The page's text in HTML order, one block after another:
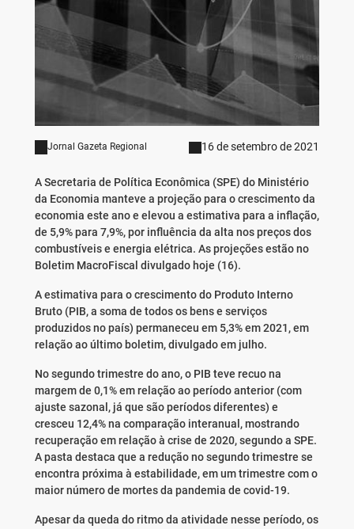
Jornal Gazeta Regional 16 de setembro de 2021
A Secretaria de Política Econômica (SPE) do Ministério
da Economia manteve a projeção para o crescimento da
economia este ano e elevou a estimativa para a inflação,
de 5,9% para 7,9%, por influência da alta nos preços dos
combustíveis e energia elétrica. As projeções estão no
Boletim MacroFiscal divulgado hoje (16).
A estimativa para o crescimento do Produto Interno
Bruto (PIB, a soma de todos os bens e serviços
produzidos no país) permaneceu em 5,3% em 2021, em
relação ao último boletim, divulgado em julho.
No segundo trimestre do ano, o PIB teve recuo na
margem de 0,1% em relação ao período anterior (com
ajuste sazonal, já que são períodos diferentes) e
cresceu 12,4% na comparação interanual, mostrando
recuperação em relação à crise de 2020, segundo a SPE.
A pasta destaca que a redução no segundo trimestre se
encontra próxima à estabilidade, em um trimestre com o
maior número de mortes da pandemia de covid-19.
Apesar da queda do ritmo da atividade nesse período, os